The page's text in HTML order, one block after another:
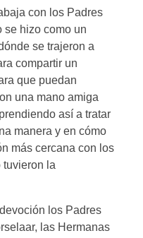
con los Padres
se hizo como un
se trajeron a
compartir un
que puedan
una mano amiga
así a tratar
manera y en cómo
más cercana con los
la
los Padres
las Hermanas